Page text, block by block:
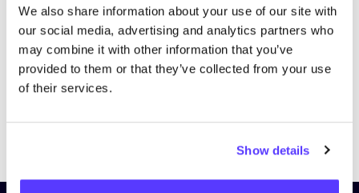
We also share information about your use of our site with
our social media, advertising and analytics partners who
may combine it with other information that you’ve
provided to them or that they’ve collected from your use
of their services.
Show details